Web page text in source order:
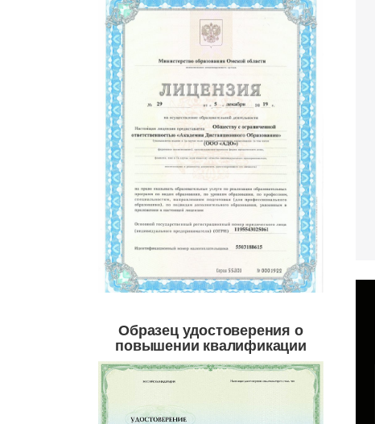
Образец удостоверения о
повышении квалификации